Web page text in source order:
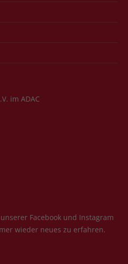
im ADAC
Facebook und Instagram
wieder neues zu erfahren.